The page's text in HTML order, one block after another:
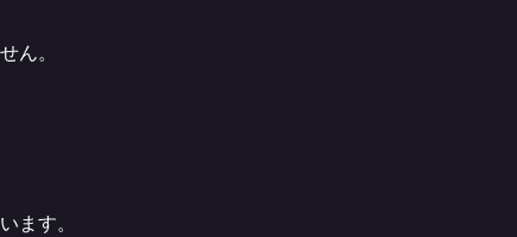
ん。
ます。